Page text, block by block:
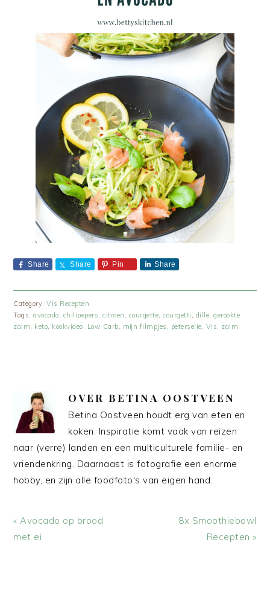
Share Share Pin Share
Category:Vis Recepten
Tags:avocado, chilipepers,citroen , courgette,courgetti , dille,gerookte
zalm, keto, kookvideo, Low Carb, mijn filmpjes , peterselie, Vis, zalm
OVER BETINA OOSTVEEN
Betina Oostveen houdt erg van eten en
koken. Inspiratie komt vaak van reizen
naar (verre) landen en een multiculturele familie- en
vriendenkring. Daarnaast is fotografie een enorme
hobby, en zijn alle foodfoto's van eigen hand.
Vorig
bericht:
« Avocado op brood
met ei
Volgend
bericht:
8x Smoothiebowl
Recepten »